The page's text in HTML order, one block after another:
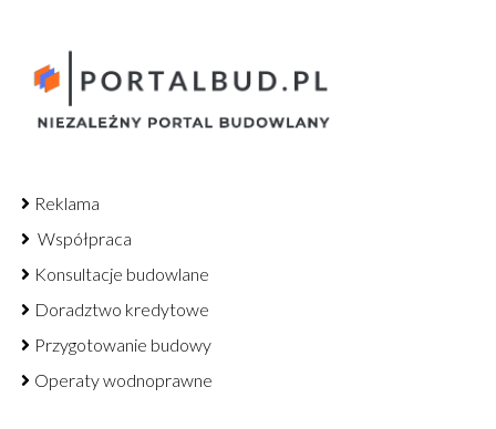
Reklama
Współpraca
Konsultacje budowlane
Doradztwo kredytowe
Przygotowanie budowy
Operaty wodnoprawne